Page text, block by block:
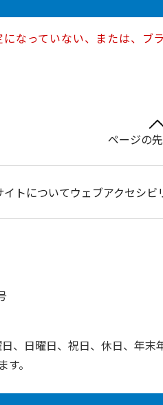
なっていない、または、
ページの
トについてウェブアクセシビ
、日曜日、祝日、休日、年末
。